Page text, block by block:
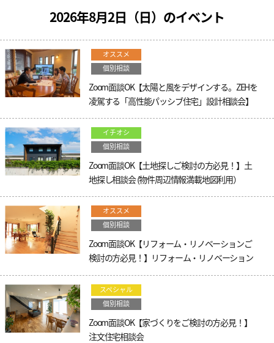
2026年8月2日（日）のイベント
オススメ
個別相談
Zoom面談OK【太陽と風をデザインする。ZEHを
凌駕する「高性能パッシブ住宅」設計相談会】
イチオシ
個別相談
Zoom面談OK【土地探しご検討の方必見！】土
地探し相談会 (物件周辺情報満載地図利用）
オススメ
個別相談
Zoom面談OK【リフォーム・リノベーションご
検討の方必見！】リフォーム・リノベーション
スペシャル
個別相談
Zoom面談OK【家づくりをご検討の方必見！】
注文住宅相談会